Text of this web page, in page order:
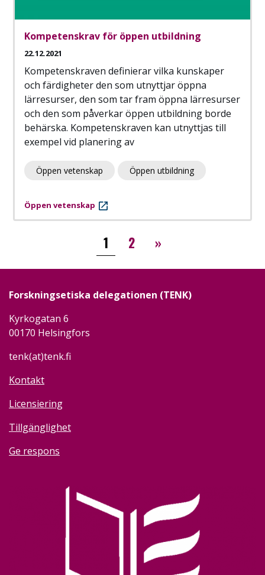
Kompetenskrav för öppen utbildning
22.12.2021
Kompetenskraven definierar vilka kunskaper
och färdigheter den som utnyttjar öppna
lärresurser, den som tar fram öppna lärresurser
och den som påverkar öppen utbildning borde
behärska. Kompetenskraven kan utnyttjas till
exempel vid planering av
Öppen vetenskap Öppen utbildning
Öppen vetenskap
1 2 »››
Forskningsetiska delegationen (TENK)
Kyrkogatan 6
00170 Helsingfors
tenk(at)tenk.fi
Kontakt
Licensiering
Tillgänglighet
Ge respons